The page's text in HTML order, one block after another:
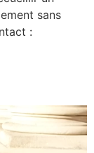
sans
: